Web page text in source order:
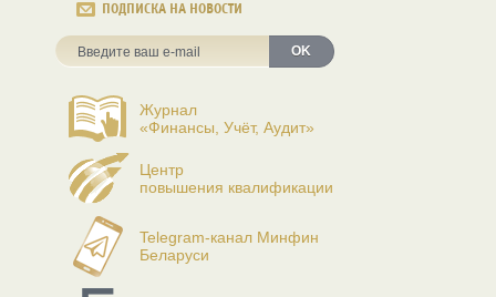
ПОДПИСКА НА НОВОСТИ
OK
Журнал
«Финансы, Учёт, Аудит»
Центр
повышения квалификации
Telegram-канал Минфин
Беларуси